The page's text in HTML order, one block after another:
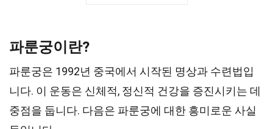
파룬궁이란?
파룬궁은 1992년 중국에서 시작된 명상과 수련법입
니다. 이 운동은 신체적, 정신적 건강을 증진시키는 데
중점을 둡니다. 다음은 파룬궁에 대한 흥미로운 사실